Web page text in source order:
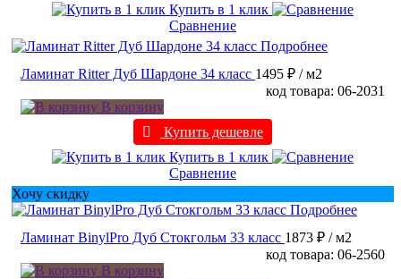
Купить в 1 клик
Сравнение
Подробнее
Ламинат Ritter Дуб Шардоне 34 класс 1495 ₽ / м2
код товара: 06-2031
В корзину
Купить дешевле
Купить в 1 клик
Сравнение
Хочу скидку
Подробнее
Ламинат BinylPro Дуб Стокгольм 33 класс 1873 ₽ / м2
код товара: 06-2560
В корзину